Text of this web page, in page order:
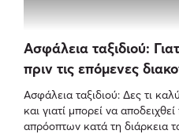
ξεχωριστά.
Ασφάλεια ταξιδιού:
πριν τις επόμενες
Ασφάλεια ταξιδιού: Δες τι
και γιατί μπορεί να
απρόοπτων κατά τη διάρκεια